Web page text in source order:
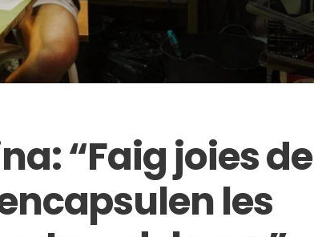
“Faig joies de
les